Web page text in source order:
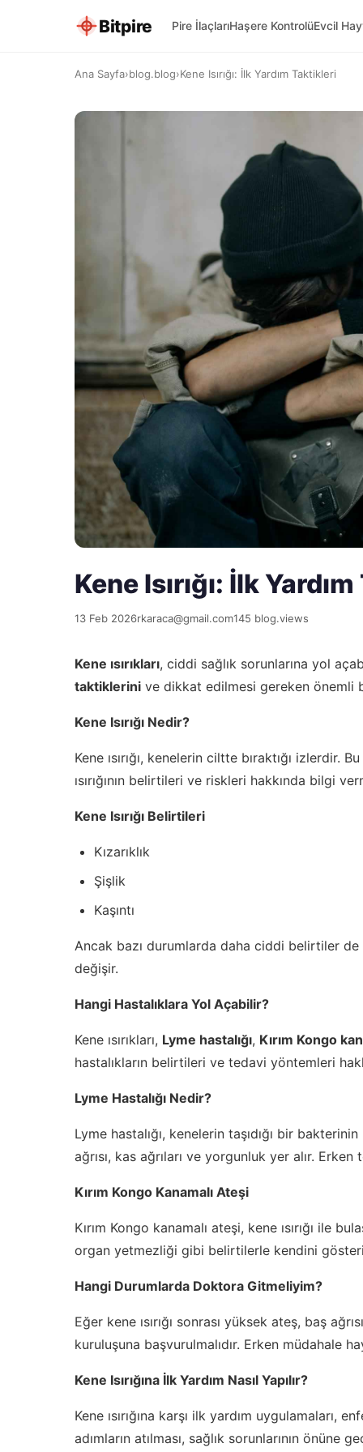
Bitpire Pire İlaçlarıHaşere KontrolüEvcil
Ana Sayfa›blog.blog›Kene Isırığı: İlk Yardım Taktikleri
Kene Isırığı: İlk
13 Feb 2026rkaraca@gmail.com145 blog.views
Kene ısırıkları, ciddi sağlık sorunlarına yol
taktiklerini ve dikkat edilmesi gereken önemli
Kene Isırığı Nedir?
Kene ısırığı, kenelerin ciltte bıraktığı izlerdir.
ısırığının belirtileri ve riskleri hakkında bilgi
Kene Isırığı Belirtileri
Kızarıklık
Şişlik
Kaşıntı
Ancak bazı durumlarda daha ciddi belirtiler
değişir.
Hangi Hastalıklara Yol Açabilir?
Kene ısırıkları, Lyme hastalığı, Kırım Kongo
hastalıkların belirtileri ve tedavi yöntemleri
Lyme Hastalığı Nedir?
Lyme hastalığı, kenelerin taşıdığı bir
ağrısı, kas ağrıları ve yorgunluk yer alır.
Kırım Kongo Kanamalı Ateşi
Kırım Kongo kanamalı ateşi, kene ısırığı ile
organ yetmezliği gibi belirtilerle kendini
Hangi Durumlarda Doktora Gitmeliyim?
Eğer kene ısırığı sonrası yüksek ateş, baş
kuruluşuna başvurulmalıdır. Erken müdahale
Kene Isırığına İlk Yardım Nasıl Yapılır?
Kene ısırığına karşı ilk yardım
adımların atılması, sağlık sorunlarının önüne